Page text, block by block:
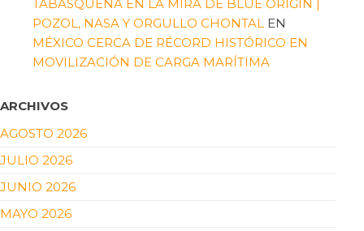
TABASQUEÑA EN LA MIRA DE BLUE ORIGIN |
POZOL, NASA Y ORGULLO CHONTAL EN
MÉXICO CERCA DE RÉCORD HISTÓRICO EN
MOVILIZACIÓN DE CARGA MARÍTIMA
ARCHIVOS
AGOSTO 2026
JULIO 2026
JUNIO 2026
MAYO 2026